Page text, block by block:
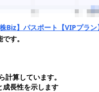
株Biz】パスポート【VIPプラン
す。
算しています。
成長性を示します